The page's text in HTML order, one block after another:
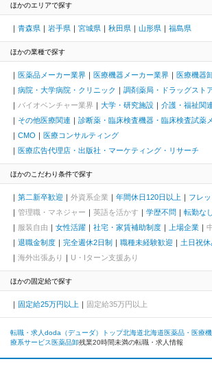
ほかのエリアで探す
青森県 岩手県 宮城県 秋田県 山形県 福島県
ほかの業種で探す
医薬品メーカー業界 医療機器メーカー業界 医療機器
病院・大学病院・クリニック
調剤薬局・ドラッグスト
バイオベンチャー業界
大学・研究施設
介護・福祉関
その他医療関連
診断薬・臨床検査機器・臨床検査試薬
CMO
医療コンサルティング
医療広告代理店・出版社・マーケティング・リサーチ
ほかのこだわり条件で探す
第二新卒歓迎 外資系企業 年間休日120日以上
フレ
管理職・マネジャー
英語を活かす 学歴不問
転勤な
服装自由
女性活躍 社宅・家賃補助制度 上場企業
退職金制度
完全週休2日制 職種未経験歓迎 土日祝休
海外出張あり
U・Iターン支援あり
ほかの固定給で探す
固定給25万円以上 固定給35万円以上
転職・求人doda（デューダ）トップ北海道北海道医薬品・医療
療系サービス 医薬品卸残業20時間未満の転職・求人情報